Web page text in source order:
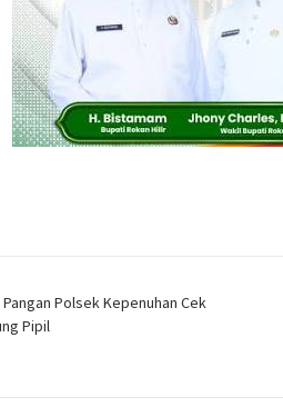
Polsek Kepenuhan Cek
Pipil